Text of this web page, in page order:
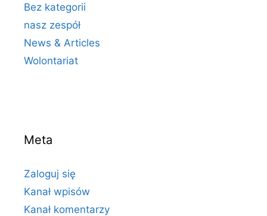
Bez kategorii
nasz zespół
News & Articles
Wolontariat
Meta
Zaloguj się
Kanał wpisów
Kanał komentarzy